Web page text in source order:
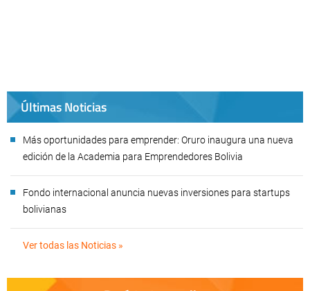
Últimas Noticias
Más oportunidades para emprender: Oruro inaugura una nueva
edición de la Academia para Emprendedores Bolivia
Fondo internacional anuncia nuevas inversiones para startups
bolivianas
Ver todas las Noticias »